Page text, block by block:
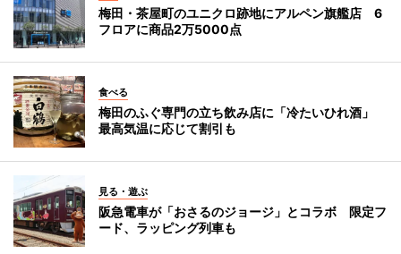
梅田・茶屋町のユニクロ跡地にアルペン旗艦店 6
フロアに商品2万5000点
食べる
梅田のふぐ専門の立ち飲み店に「冷たいひれ酒」
最高気温に応じて割引も
見る・遊ぶ
阪急電車が「おさるのジョージ」とコラボ 限定フ
ード、ラッピング列車も